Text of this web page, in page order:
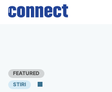
Skip
FEATURED
STIRI